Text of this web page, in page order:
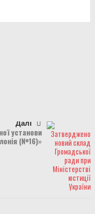
Далі
установи
(№16)»